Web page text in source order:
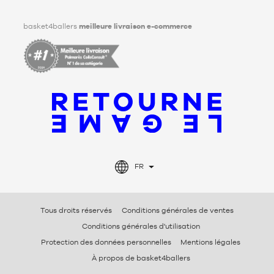
FR
basket4ballers meilleure livraison e-commerce
Tous droits réservés
Conditions générales de ventes
Conditions générales d'utilisation
Protection des données personnelles
Mentions légales
À propos de basket4ballers